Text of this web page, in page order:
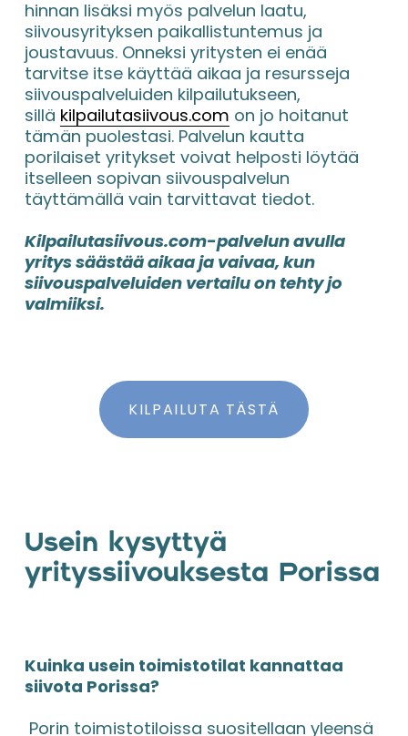
hinnan lisäksi myös palvelun laatu,
siivousyrityksen paikallistuntemus ja
joustavuus. Onneksi yritysten ei enää
tarvitse itse käyttää aikaa ja resursseja
siivouspalveluiden kilpailutukseen,
sillä kilpailutasiivous.com on jo hoitanut
tämän puolestasi. Palvelun kautta
porilaiset yritykset voivat helposti löytää
itselleen sopivan siivouspalvelun
täyttämällä vain tarvittavat tiedot.
Kilpailutasiivous.com-palvelun avulla
yritys säästää aikaa ja vaivaa, kun
siivouspalveluiden vertailu on tehty jo
valmiiksi.
KILPAILUTA TÄSTÄ
Usein kysyttyä
yrityssiivouksesta Porissa
Kuinka usein toimistotilat kannattaa
siivota Porissa?